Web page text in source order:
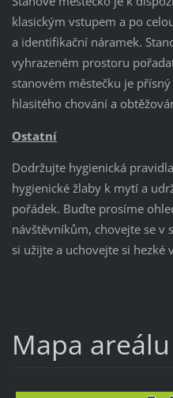
klasickým vstupem a po
a identifikační náramek.
vyhrazeném prostoru
stanovém městečku je
hlasitého chování a
Ostatní
Dodržujte hygienická
hygienické žlaby k mytí a
pořádek. Buďte prosíme
návštěvníkům, chovejte se v
si užijte a uchovejte si hezké
Mapa areálu